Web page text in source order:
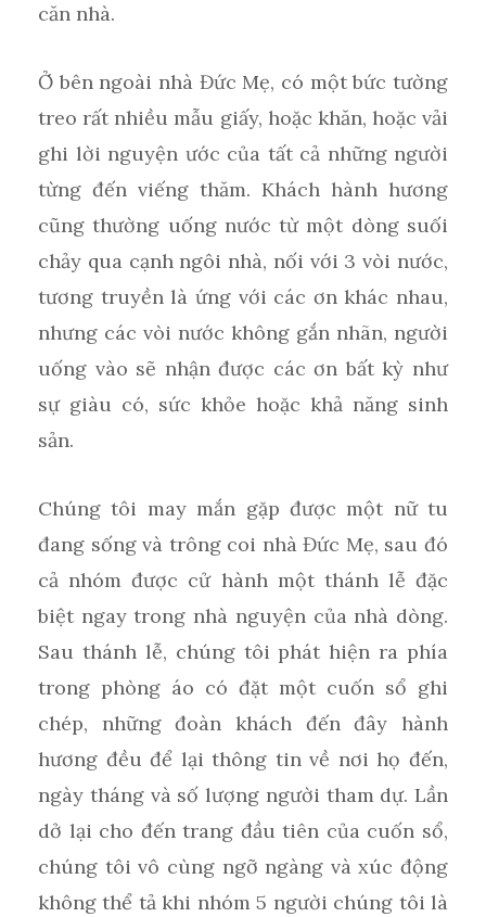
căn nhà.
Ở bên ngoài nhà Đức Mẹ, có một bức tường
treo rất nhiều mẫu giấy, hoặc khăn, hoặc vải
ghi lời nguyện ước của tất cả những người
từng đến viếng thăm. Khách hành hương
cũng thường uống nước từ một dòng suối
chảy qua cạnh ngôi nhà, nối với 3 vòi nước,
tương truyền là ứng với các ơn khác nhau,
nhưng các vòi nước không gắn nhãn, người
uống vào sẽ nhận được các ơn bất kỳ như
sự giàu có, sức khỏe hoặc khả năng sinh
sản.
Chúng tôi may mắn gặp được một nữ tu
đang sống và trông coi nhà Đức Mẹ, sau đó
cả nhóm được cử hành một thánh lễ đặc
biệt ngay trong nhà nguyện của nhà dòng.
Sau thánh lễ, chúng tôi phát hiện ra phía
trong phòng áo có đặt một cuốn sổ ghi
chép, những đoàn khách đến đây hành
hương đều để lại thông tin về nơi họ đến,
ngày tháng và số lượng người tham dự. Lần
dở lại cho đến trang đầu tiên của cuốn sổ,
chúng tôi vô cùng ngỡ ngàng và xúc động
không thể tả khi nhóm 5 người chúng tôi là